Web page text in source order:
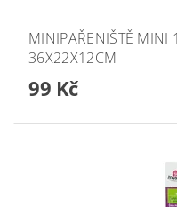
MINIPAŘENIŠTĚ MINI
36X22X12CM
99 Kč